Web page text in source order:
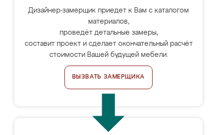
Дизайнер-замерщик приедет к Вам с каталогом
материалов,
проведёт детальные замеры,
составит проект и сделает окончательный расчёт
стоимости Вашей будущей мебели.
ВЫЗВАТЬ ЗАМЕРЩИКА